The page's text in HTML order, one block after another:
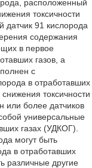
расположенный
токсичности
датчик 91 кислорода
содержания
в первое
газов, а
с
в отработавших
токсичности
или более датчиков
универсальные
газах (УДКОГ).
могут быть
в отработавших
различные другие